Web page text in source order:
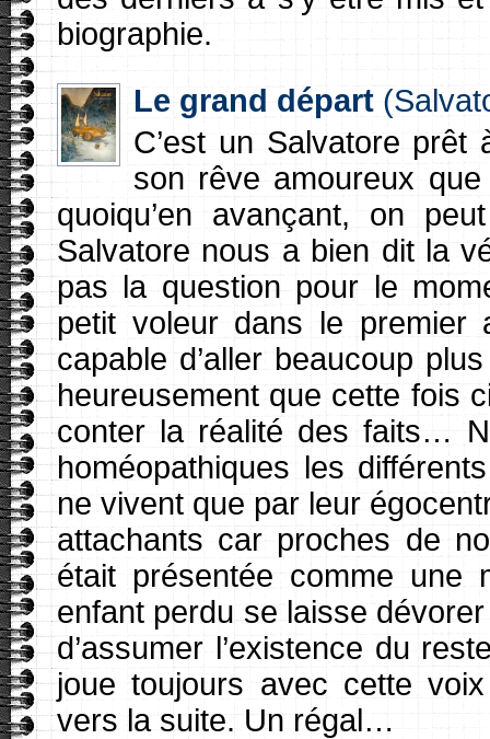
biographie.
Le grand départ
C’est un Salvatore
son rêve amoureux
quoiqu’en avançant, on
Salvatore nous a bien dit la
pas la question pour le
petit voleur dans le premier
capable d’aller beaucoup
heureusement que cette fois
conter la réalité des faits…
homéopathiques les
ne vivent que par leur
attachants car proches de
était présentée comme une
enfant perdu se laisse
d’assumer l’existence du
joue toujours avec cette
vers la suite. Un régal…